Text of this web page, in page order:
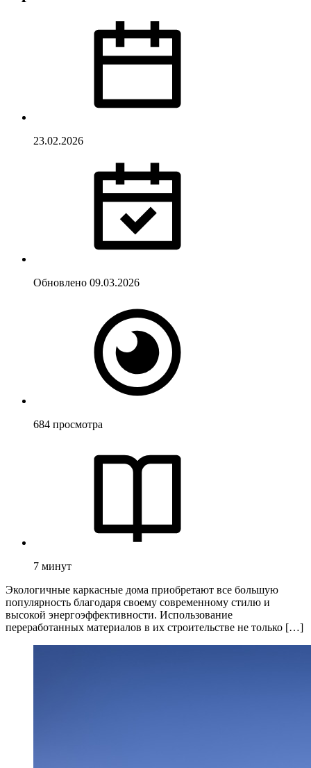
23.02.2026
Обновлено 09.03.2026
684 просмотра
7 минут
Экологичные каркасные дома приобретают все большую
популярность благодаря своему современному стилю и
высокой энергоэффективности. Использование
переработанных материалов в их строительстве не только […]